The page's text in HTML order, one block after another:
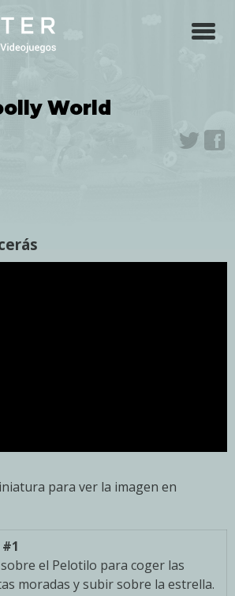
World
para ver la imagen en
el Pelotilo para coger las
moradas y subir sobre la estrella.